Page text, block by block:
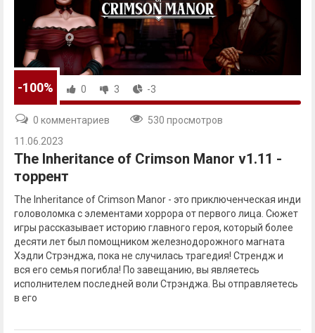
-100% 0 3 -3
0 комментариев
530 просмотров
11.06.2023
The Inheritance of Crimson Manor v1.11 -
торрент
The Inheritance of Crimson Manor - это приключенческая инди
головоломка с элементами хоррора от первого лица. Сюжет
игры рассказывает историю главного героя, который более
десяти лет был помощником железнодорожного магната
Хэдли Стрэнджа, пока не случилась трагедия! Стрендж и
вся его семья погибла! По завещанию, вы являетесь
исполнителем последней воли Стрэнджа. Вы отправляетесь
в его